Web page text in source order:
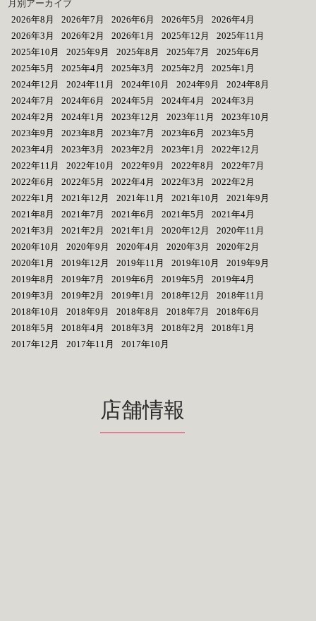
月別アーカイブ
2026年8月
2026年7月 2026年6月 2026年5月
2026年4月
2026年3月
2026年2月 2026年1月 2025年12月
2025年11月
2025年10月
2025年9月 2025年8月 2025年7月
2025年6月
2025年5月
2025年4月 2025年3月 2025年2月
2025年1月
2024年12月
2024年11月 2024年10月 2024年9月
2024年8月
2024年7月
2024年6月 2024年5月 2024年4月
2024年3月
2024年2月
2024年1月 2023年12月 2023年11月
2023年10月
2023年9月
2023年8月 2023年7月 2023年6月
2023年5月
2023年4月
2023年3月 2023年2月 2023年1月
2022年12月
2022年11月
2022年10月 2022年9月 2022年8月
2022年7月
2022年6月
2022年5月 2022年4月 2022年3月
2022年2月
2022年1月
2021年12月 2021年11月 2021年10月
2021年9月
2021年8月
2021年7月 2021年6月 2021年5月
2021年4月
2021年3月
2021年2月 2021年1月 2020年12月
2020年11月
2020年10月
2020年9月 2020年4月 2020年3月
2020年2月
2020年1月
2019年12月 2019年11月 2019年10月
2019年9月
2019年8月
2019年7月 2019年6月 2019年5月
2019年4月
2019年3月
2019年2月 2019年1月 2018年12月
2018年11月
2018年10月
2018年9月 2018年8月 2018年7月
2018年6月
2018年5月
2018年4月 2018年3月 2018年2月
2018年1月
2017年12月
2017年11月 2017年10月
店舗情報